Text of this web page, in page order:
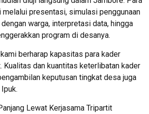
presentasi, simulasi penggunaan
warga, interpretasi data, hingga
program di desanya.
berharap kapasitas para kader
Kualitas dan kuantitas keterlibatan kader
keputusan tingkat desa juga
Lewat Kerjasama Tripartit